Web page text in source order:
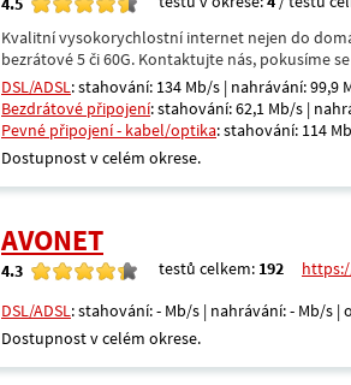
Kvalitní vysokorychlostní internet nejen do
bezrátové 5 či 60G. Kontaktujte nás, pokusíme
DSL/ADSL: stahování: 134 Mb/s | nahrávání: 99,9
Bezdrátové připojení: stahování: 62,1 Mb/s |
Pevné připojení - kabel/optika: stahování: 114
Dostupnost v celém okrese.
AVONET
4.3 testů celkem: 192
DSL/ADSL: stahování: - Mb/s | nahrávání: - Mb/s |
Dostupnost v celém okrese.